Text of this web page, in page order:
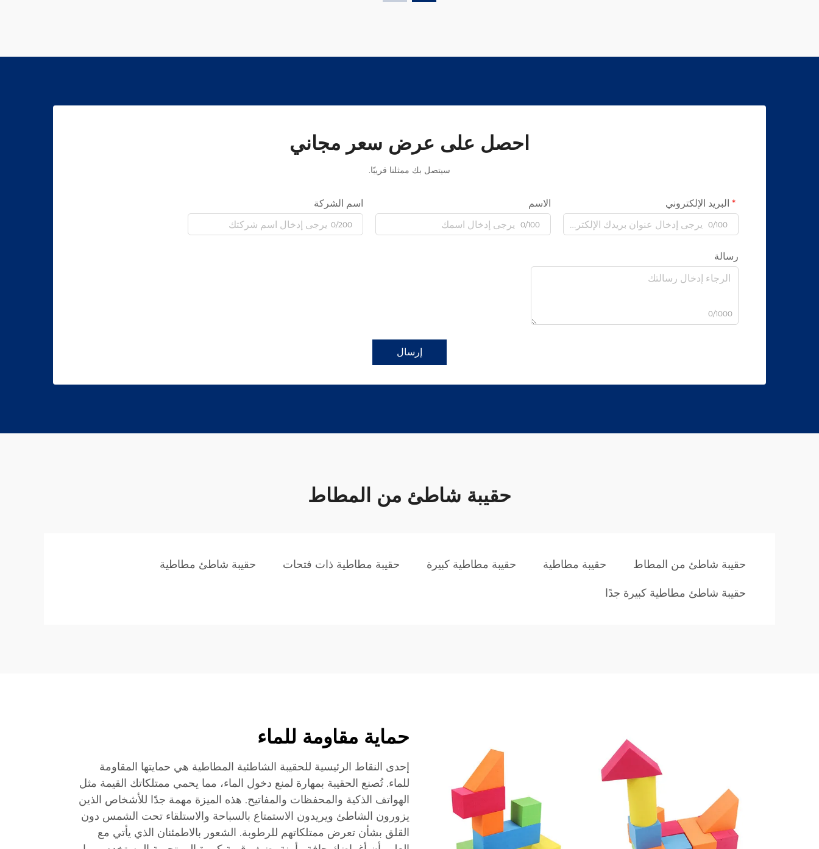
احصل على عرض سعر مجاني
سيتصل بك ممثلنا قريبًا.
البريد الإلكتروني
0/100
الاسم
0/100
اسم الشركة
0/200
رسالة
0/1000
إرسال
حقيبة شاطئ من المطاط
حقيبة شاطئ من المطاط حقيبة مطاطية حقيبة مطاطية كبيرة حقيبة مطاطية ذات فتحات حقيبة شاطئ مطاطية
حقيبة شاطئ مطاطية كبيرة جدًا
حماية مقاومة للماء
إحدى النقاط الرئيسية للحقيبة الشاطئية المطاطية هي حمايتها المقاومة
للماء. تُصنع الحقيبة بمهارة لمنع دخول الماء، مما يحمي ممتلكاتك القيمة مثل
الهواتف الذكية والمحفظات والمفاتيح. هذه الميزة مهمة جدًا للأشخاص الذين
يزورون الشاطئ ويريدون الاستمتاع بالسباحة والاستلقاء تحت الشمس دون
القلق بشأن تعرض ممتلكاتهم للرطوبة. الشعور بالاطمئنان الذي يأتي مع